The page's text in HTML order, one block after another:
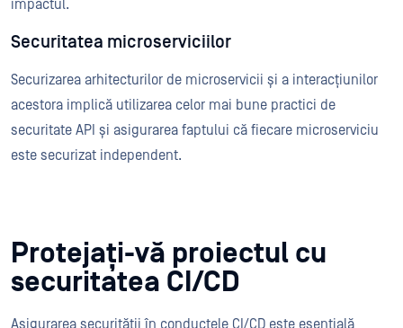
impactul.
Securitatea microserviciilor
Securizarea arhitecturilor de microservicii și a interacțiunilor
acestora implică utilizarea celor mai bune practici de
securitate API și asigurarea faptului că fiecare microserviciu
este securizat independent.
Protejați-vă proiectul cu
securitatea CI/CD
Asigurarea securității în conductele CI/CD este esențială